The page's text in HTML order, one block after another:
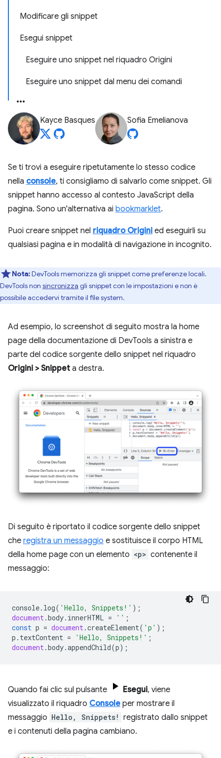
Modificare gli snippet
Esegui snippet
Eseguire uno snippet nel riquadro Origini
Eseguire uno snippet dal menu dei comandi
Kayce Basques Sofia Emelianova
Se ti trovi a eseguire ripetutamente lo stesso codice
nella console, ti consigliamo di salvarlo come snippet. Gli
snippet hanno accesso al contesto JavaScript della
pagina. Sono un'alternativa ai bookmarklet.
Puoi creare snippet nel riquadro Origini ed eseguirli su
qualsiasi pagina e in modalità di navigazione in incognito.
Nota:DevTools memorizza gli snippet come preferenze locali.
DevTools non sincronizza gli snippet con le impostazioni e non è
possibile accedervi tramite il file system.
Ad esempio, lo screenshot di seguito mostra la home
page della documentazione di DevTools a sinistra e
parte del codice sorgente dello snippet nel riquadro
Origini >Snippet a destra.
Di seguito è riportato il codice sorgente dello snippet
che registra un messaggio e sostituisce il corpo HTML
della home page con un elemento <p> contenente il
messaggio:
console. log( 'Hello, Snippets!' );
document.body. innerHTML = '' ;
const p = document.createElement( 'p' );
p . textContent = 'Hello, Snippets!' ;
document.body.appendChild(p);
Quando fai clic sul pulsante Esegui, viene
visualizzato il riquadro Console per mostrare il
messaggio Hello, Snippets! registrato dallo snippet
e i contenuti della pagina cambiano.